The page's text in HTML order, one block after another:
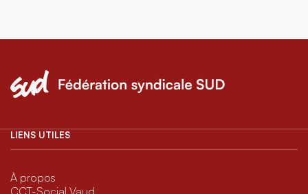
LIENS UTILES
À propos
CCT-Social Vaud